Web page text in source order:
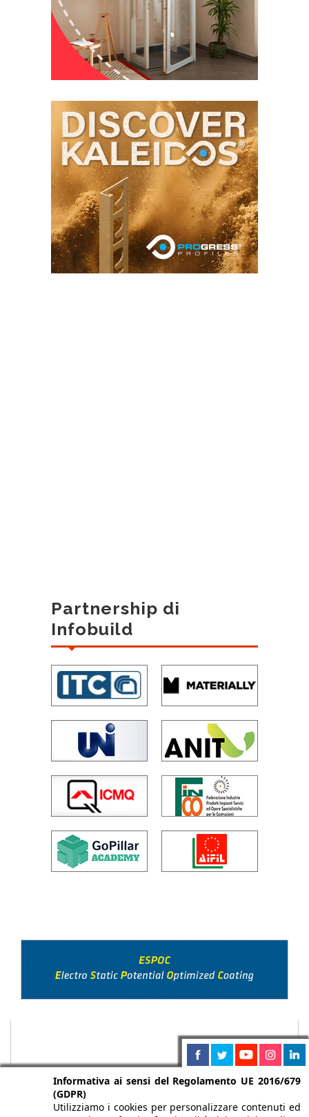
Partnership di
Infobuild
Informativa ai sensi del Regolamento UE 2016/679
(GDPR)
Utilizziamo i cookies per personalizzare contenuti ed